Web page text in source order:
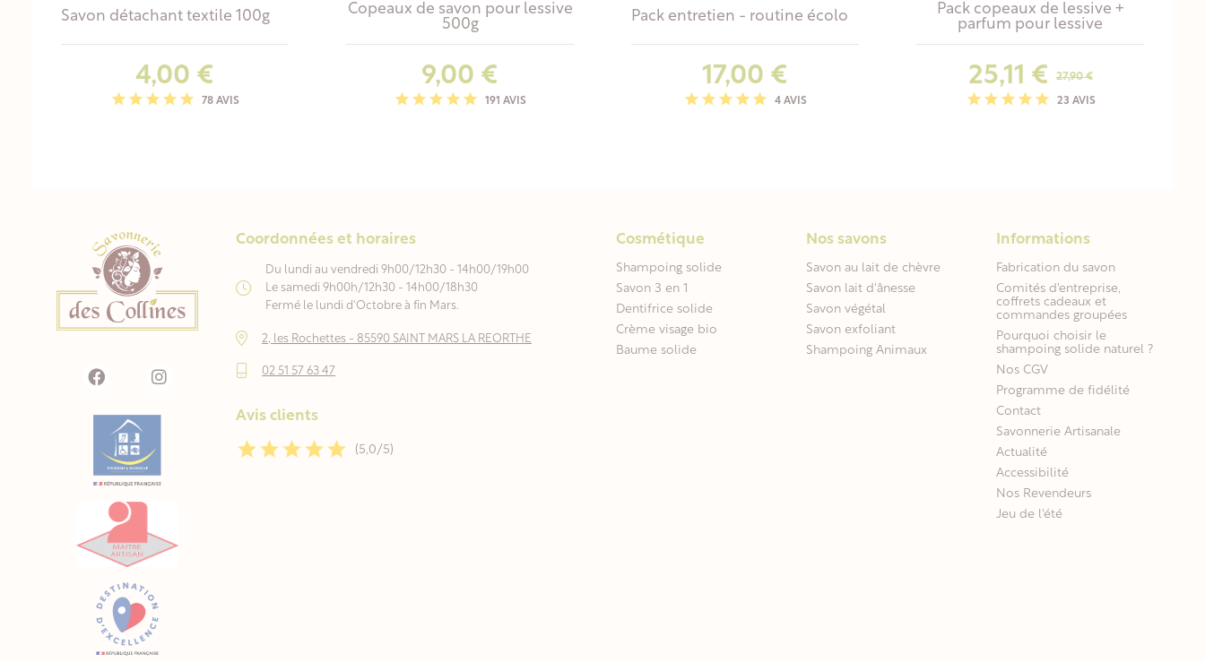
Savon détachant textile 100g
Prix
4,00 €
78 AVIS
Copeaux de savon pour lessive
500g
Prix
9,00 €
191 AVIS
Pack entretien - routine écolo
Prix
17,00 €
4 AVIS
Pack copeaux de lessive +
parfum pour lessive
Prix habituel
27,90 €
Prix
25,11 €
23 AVIS
Coordonnées et horaires
Du lundi au vendredi 9h00/12h30 - 14h00/19h00
Le samedi 9h00h/12h30 - 14h00/18h30
Fermé le lundi d'Octobre à fin Mars.
2, les Rochettes - 85590 SAINT MARS LA REORTHE
02 51 57 63 47
Avis clients
(5,0/5)
Cosmétique
Shampoing solide
Savon 3 en 1
Dentifrice solide
Crème visage bio
Baume solide
Nos savons
Savon au lait de chèvre
Savon lait d'ânesse
Savon végétal
Savon exfoliant
Shampoing Animaux
Informations
Fabrication du savon
Comités d'entreprise,
coffrets cadeaux et
commandes groupées
Pourquoi choisir le
shampoing solide naturel ?
Nos CGV
Programme de fidélité
Contact
Savonnerie Artisanale
Actualité
Accessibilité
Nos Revendeurs
Jeu de l'été